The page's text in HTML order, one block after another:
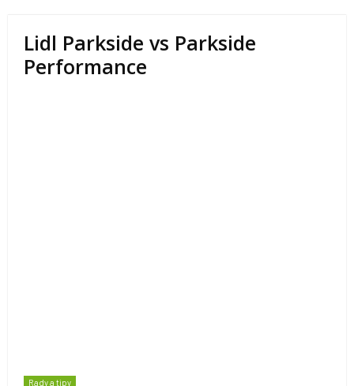
Lidl Parkside vs Parkside
Performance
Rady a tipy